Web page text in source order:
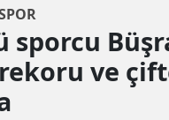
sporcu
ve